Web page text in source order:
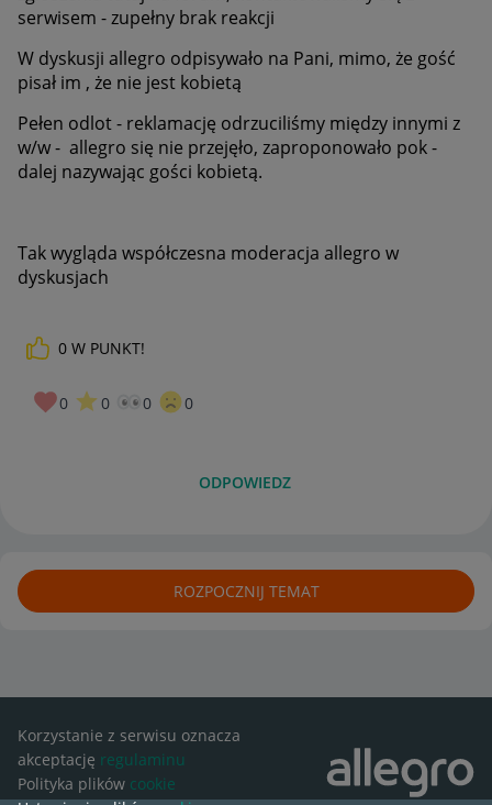
serwisem - zupełny brak reakcji
W dyskusji allegro odpisywało na Pani, mimo, że gość
pisał im , że nie jest kobietą
Pełen odlot - reklamację odrzuciliśmy między innymi z
w/w - allegro się nie przejęło, zaproponowało pok -
dalej nazywając gości kobietą.
Tak wygląda współczesna moderacja allegro w
dyskusjach
0 W PUNKT!
0 0 0 0
ODPOWIEDZ
ROZPOCZNIJ TEMAT
Korzystanie z serwisu oznacza
akceptację regulaminu
Polityka plików cookie